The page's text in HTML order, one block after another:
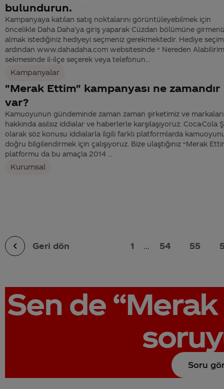
bulundurun.
Kampanyaya katılan satış noktalarını görüntüleyebilmek için
öncelikle Daha Daha’ya giriş yaparak Cüzdan bölümüne
almak istediğiniz hediyeyi seçmeniz gerekmektedir. Hediye
ardından www.dahadaha.com websitesinde “ Nereden
sekmesinde il-ilçe seçerek veya telefonun...
Kampanyalar
"Merak Ettim" kampanyası ne zamandır
var?
Kamuoyunun gündeminde zaman zaman şirketimiz ve markaları
hakkında asılsız iddialar ve haberlerle karşılaşıyoruz. Coca-Cola
olarak söz konusu iddialarla ilgili farklı platformlarda
doğru bilgilendirmek için çalışıyoruz. Bize ulaştığınız “Merak
platformu da bu amaçla 2014 ...
Kurumsal
Geri dön 1 ... 54 55
Sen de
Soru